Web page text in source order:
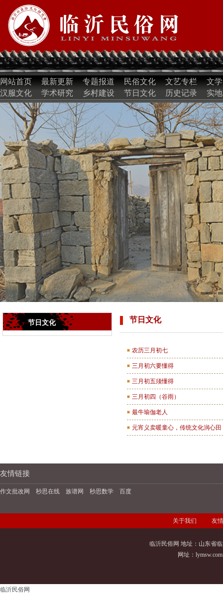
网站首页 最新更新 专题报道 民俗文化 文艺专栏
文
汉服文化
学术研究 乡村建设 节日文化 历史记录 实
节日文化 节日文化
农历三月初七
三月初六要懂得
三月初五须懂得
三月初四（谷雨）
最牛瑜伽老人
元宵义卖暖童心，传统文化润心田
友情链接
作文批改网 秒思在线 族谱网 秒思数学 百度
关于我们 友
临沂民俗网 地址：山东省
网址： lymsw.com
临沂民俗网